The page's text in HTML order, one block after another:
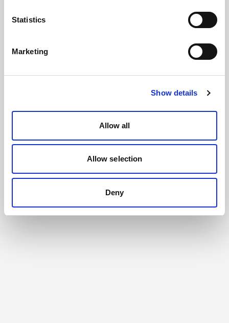
Statistics
Marketing
Show details
Allow all
Allow selection
Deny